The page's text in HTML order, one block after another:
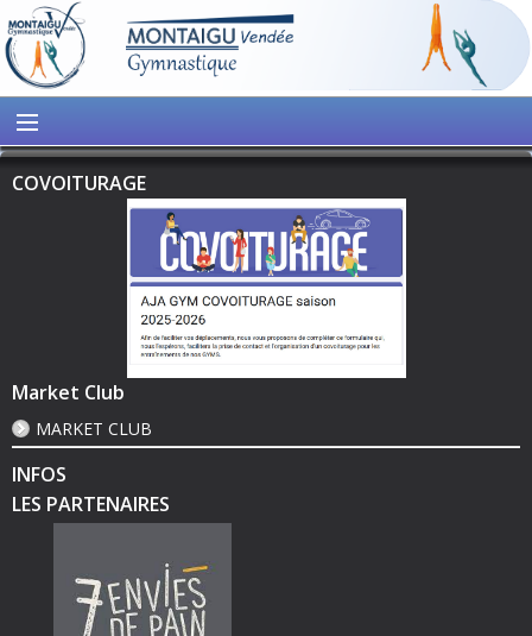
COVOITURAGE
Market Club
MARKET CLUB
INFOS
LES PARTENAIRES